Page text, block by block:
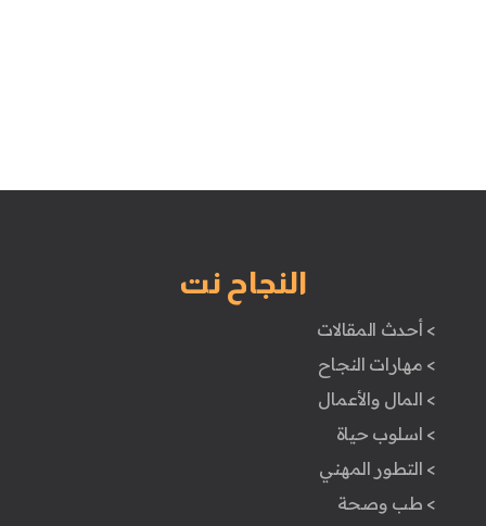
النجاح نت
> أحدث المقالات
> مهارات النجاح
> المال والأعمال
> اسلوب حياة
> التطور المهني
> طب وصحة